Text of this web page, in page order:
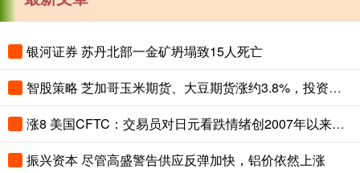
银河证券 苏丹北部一金矿坍塌致15人死亡
智股策略 芝加哥玉米期货、大豆期货涨约3.8%，投资者关注夏季天气对全球农作物生长构成的风险
涨8 美国CFTC：交易员对日元看跌情绪创2007年以来最高，对美元看涨程度创2015年以来最高
振兴资本 尽管高盛警告供应反弹加快，铝价依然上涨